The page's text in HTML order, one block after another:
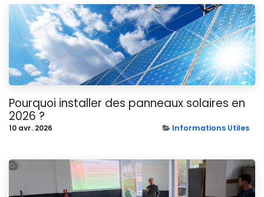
Pourquoi installer des panneaux solaires en
2026 ?
10 avr. 2026 Informations Utiles